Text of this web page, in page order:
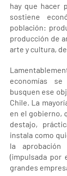
hay que hacer
sostiene
población:
producción de
arte y cultura,
economías
busquen ese
Chile. La
en el gobierno,
destajo,
instala como
la
(impulsada por
grandes